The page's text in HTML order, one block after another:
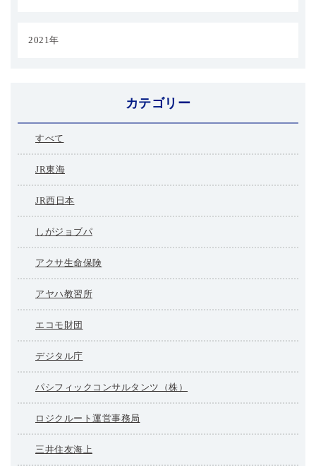
2021年
カテゴリー
すべて
JR東海
JR西日本
しがジョブパ
アクサ生命保険
アヤハ教習所
エコモ財団
デジタル庁
パシフィックコンサルタンツ（株）
ロジクルート運営事務局
三井住友海上